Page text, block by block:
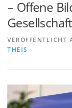
– Offene
Gesellschaft
VERÖFFENTLICHT
THEIS